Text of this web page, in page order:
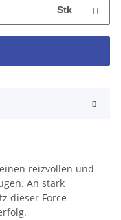
Stk
reizvollen und
An stark
dieser Force